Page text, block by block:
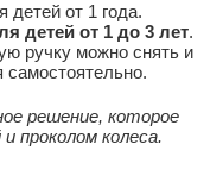
детей от 1 года.
детей от 1 до 3 лет.
ручку можно снять и
решение, которое
проколом колеса.